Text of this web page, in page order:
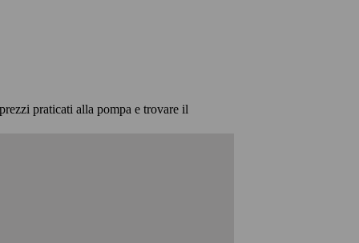
praticati alla pompa e trovare il